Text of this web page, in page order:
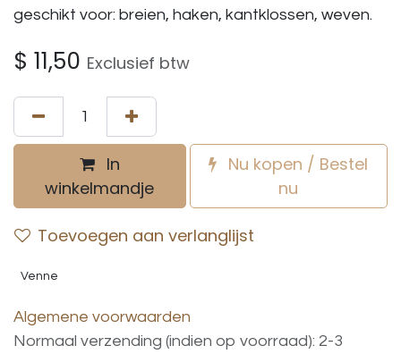
geschikt voor: breien, haken, kantklossen, weven.
$ 11,50 Exclusief btw
In
winkelmandje
Nu kopen / Bestel
nu
Toevoegen aan verlanglijst
Venne
Algemene voorwaarden
Normaal verzending (indien op voorraad): 2-3